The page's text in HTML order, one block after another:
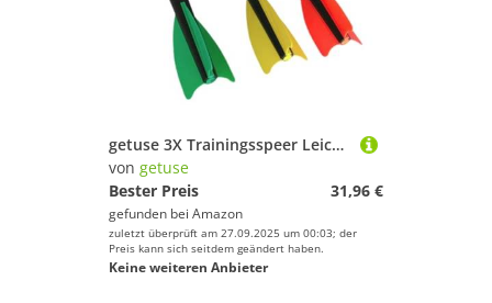
getuse 3X Trainingsspeer Leichtathletik Soft PP Spitze 70cm für Outdoor Erwachsene Fortgeschrittene Anfänger
von getuse
Bester Preis
31,96 €
gefunden bei Amazon
zuletzt überprüft am 27.09.2025 um 00:03; der
Preis kann sich seitdem geändert haben.
Keine weiteren Anbieter